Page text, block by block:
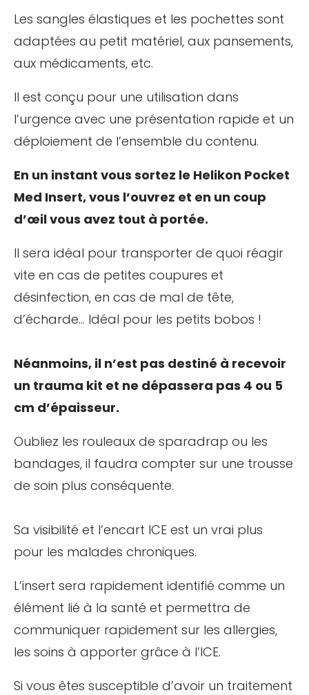
Les sangles élastiques et les pochettes sont
adaptées au petit matériel, aux pansements,
aux médicaments, etc.
Il est conçu pour une utilisation dans
l’urgence avec une présentation rapide et un
déploiement de l’ensemble du contenu.
En un instant vous sortez le Helikon Pocket
Med Insert, vous l’ouvrez et en un coup
d’œil vous avez tout à portée.
Il sera idéal pour transporter de quoi réagir
vite en cas de petites coupures et
désinfection, en cas de mal de tête,
d’écharde… Idéal pour les petits bobos !
Néanmoins, il n’est pas destiné à recevoir
un trauma kit et ne dépassera pas 4 ou 5
cm d’épaisseur.
Oubliez les rouleaux de sparadrap ou les
bandages, il faudra compter sur une trousse
de soin plus conséquente.
Sa visibilité et l’encart ICE est un vrai plus
pour les malades chroniques.
L’insert sera rapidement identifié comme un
élément lié à la santé et permettra de
communiquer rapidement sur les allergies,
les soins à apporter grâce à l’ICE.
Si vous êtes susceptible d’avoir un traitement